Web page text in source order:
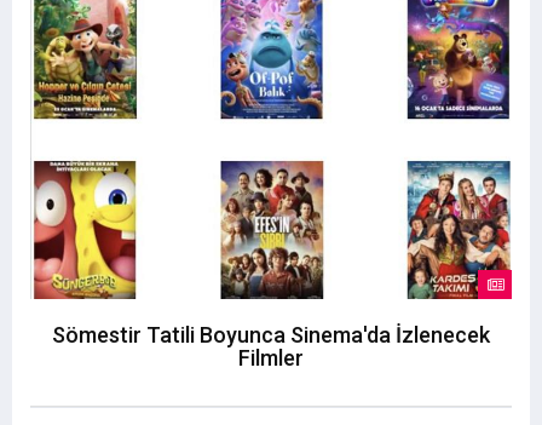
Sömestir Tatili Boyunca Sinema'da İzlenecek
Filmler